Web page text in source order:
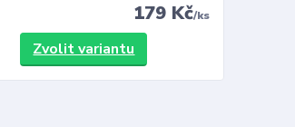
179 Kč/ks
Zvolit variantu